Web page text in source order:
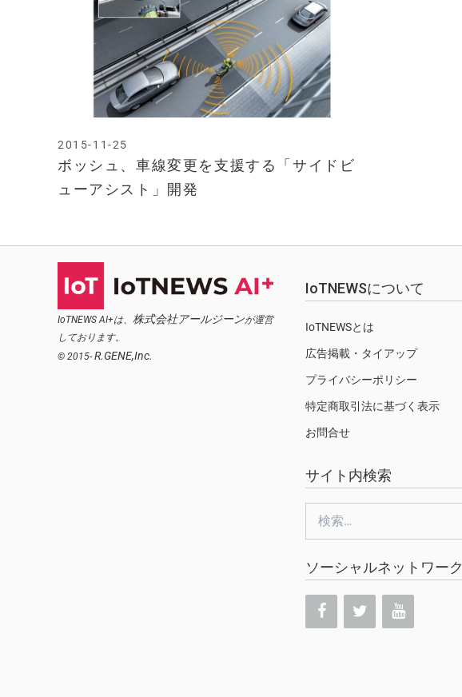
ボッシュ、車線変更を支援する「サイドビ
ューアシスト」開発
2015-11-25
IoTNEWS AI+は、 株式会社アールジーンが運営
しております。
© 2015- R.GENE,Inc.
IoTNEWSについて
IoTNEWSとは
広告掲載・タイアップ
プライバシーポリシー
特定商取引法に基づく表示
お問合せ
サイト内検索
ソーシャルネットワーク